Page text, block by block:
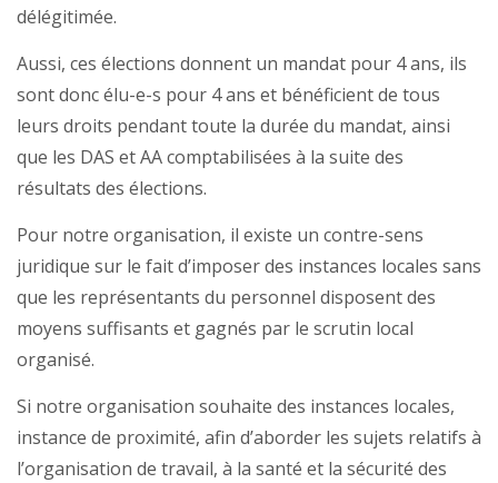
délégitimée.
Aussi, ces élections donnent un mandat pour 4 ans, ils
sont donc élu-e-s pour 4 ans et bénéficient de tous
leurs droits pendant toute la durée du mandat, ainsi
que les DAS et AA comptabilisées à la suite des
résultats des élections.
Pour notre organisation, il existe un contre-sens
juridique sur le fait d’imposer des instances locales sans
que les représentants du personnel disposent des
moyens suffisants et gagnés par le scrutin local
organisé.
Si notre organisation souhaite des instances locales,
instance de proximité, afin d’aborder les sujets relatifs à
l’organisation de travail, à la santé et la sécurité des